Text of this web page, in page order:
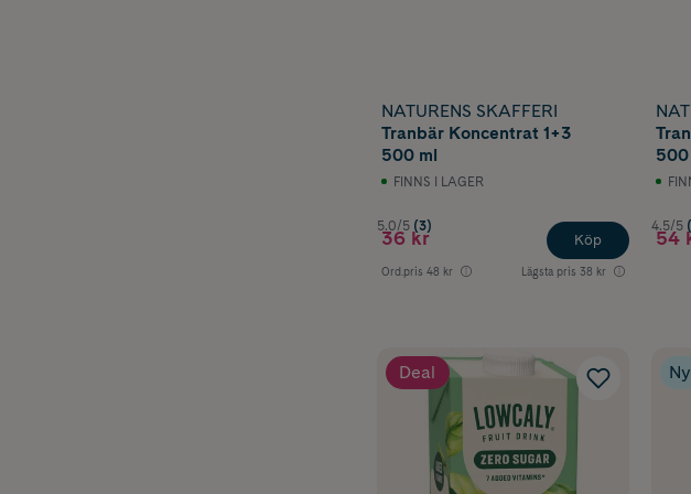
NATURENS SKAFFERI
Tranbär Koncentrat 1+3
500 ml
FINNS I LAGER
5.0/5 (3)
36 kr
Ord.pris 48 kr Lägsta pris 38 kr
Köp
500
4.5/5
54
Deal